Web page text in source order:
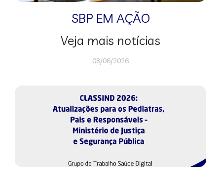
SBP EM AÇÃO
Veja mais notícias
08/06/2026